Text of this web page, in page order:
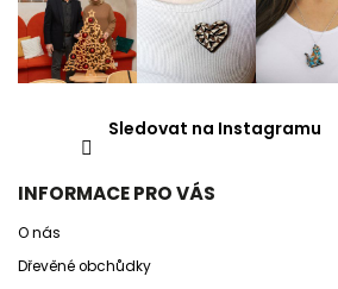
Sledovat na Instagramu
INFORMACE PRO VÁS
O nás
Dřevěné obchůdky